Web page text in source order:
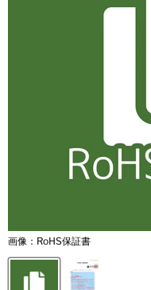
画像：RoHS保証書